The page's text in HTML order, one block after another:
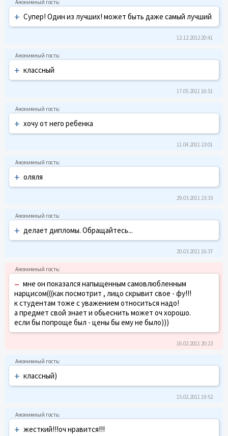
+ Супер! Один из лучших! может быть даже самый лучший
12.12.2012 20:41
+ классный
17.05.2011 16:51
+ хочу от него ребенка
11.04.2011 23:01
+ оляля
29.03.2011 23:33
+ делает дипломы. Обращайтесь...
20.03.2011 16:37
– мне он показался напыщенным самовлюбленным
нарцисом(((как посмотрит , лицо скрывит свое - фу!!!
к студентам тоже с уважением относиться надо!
а предмет свой знает и обьеснить может оч хорошо.
если бы попроще был - цены бы ему не было)))
16.02.2011 20:23
+ классный)
15.02.2011 19:52
+ жесткий!!!оч нравится!!!